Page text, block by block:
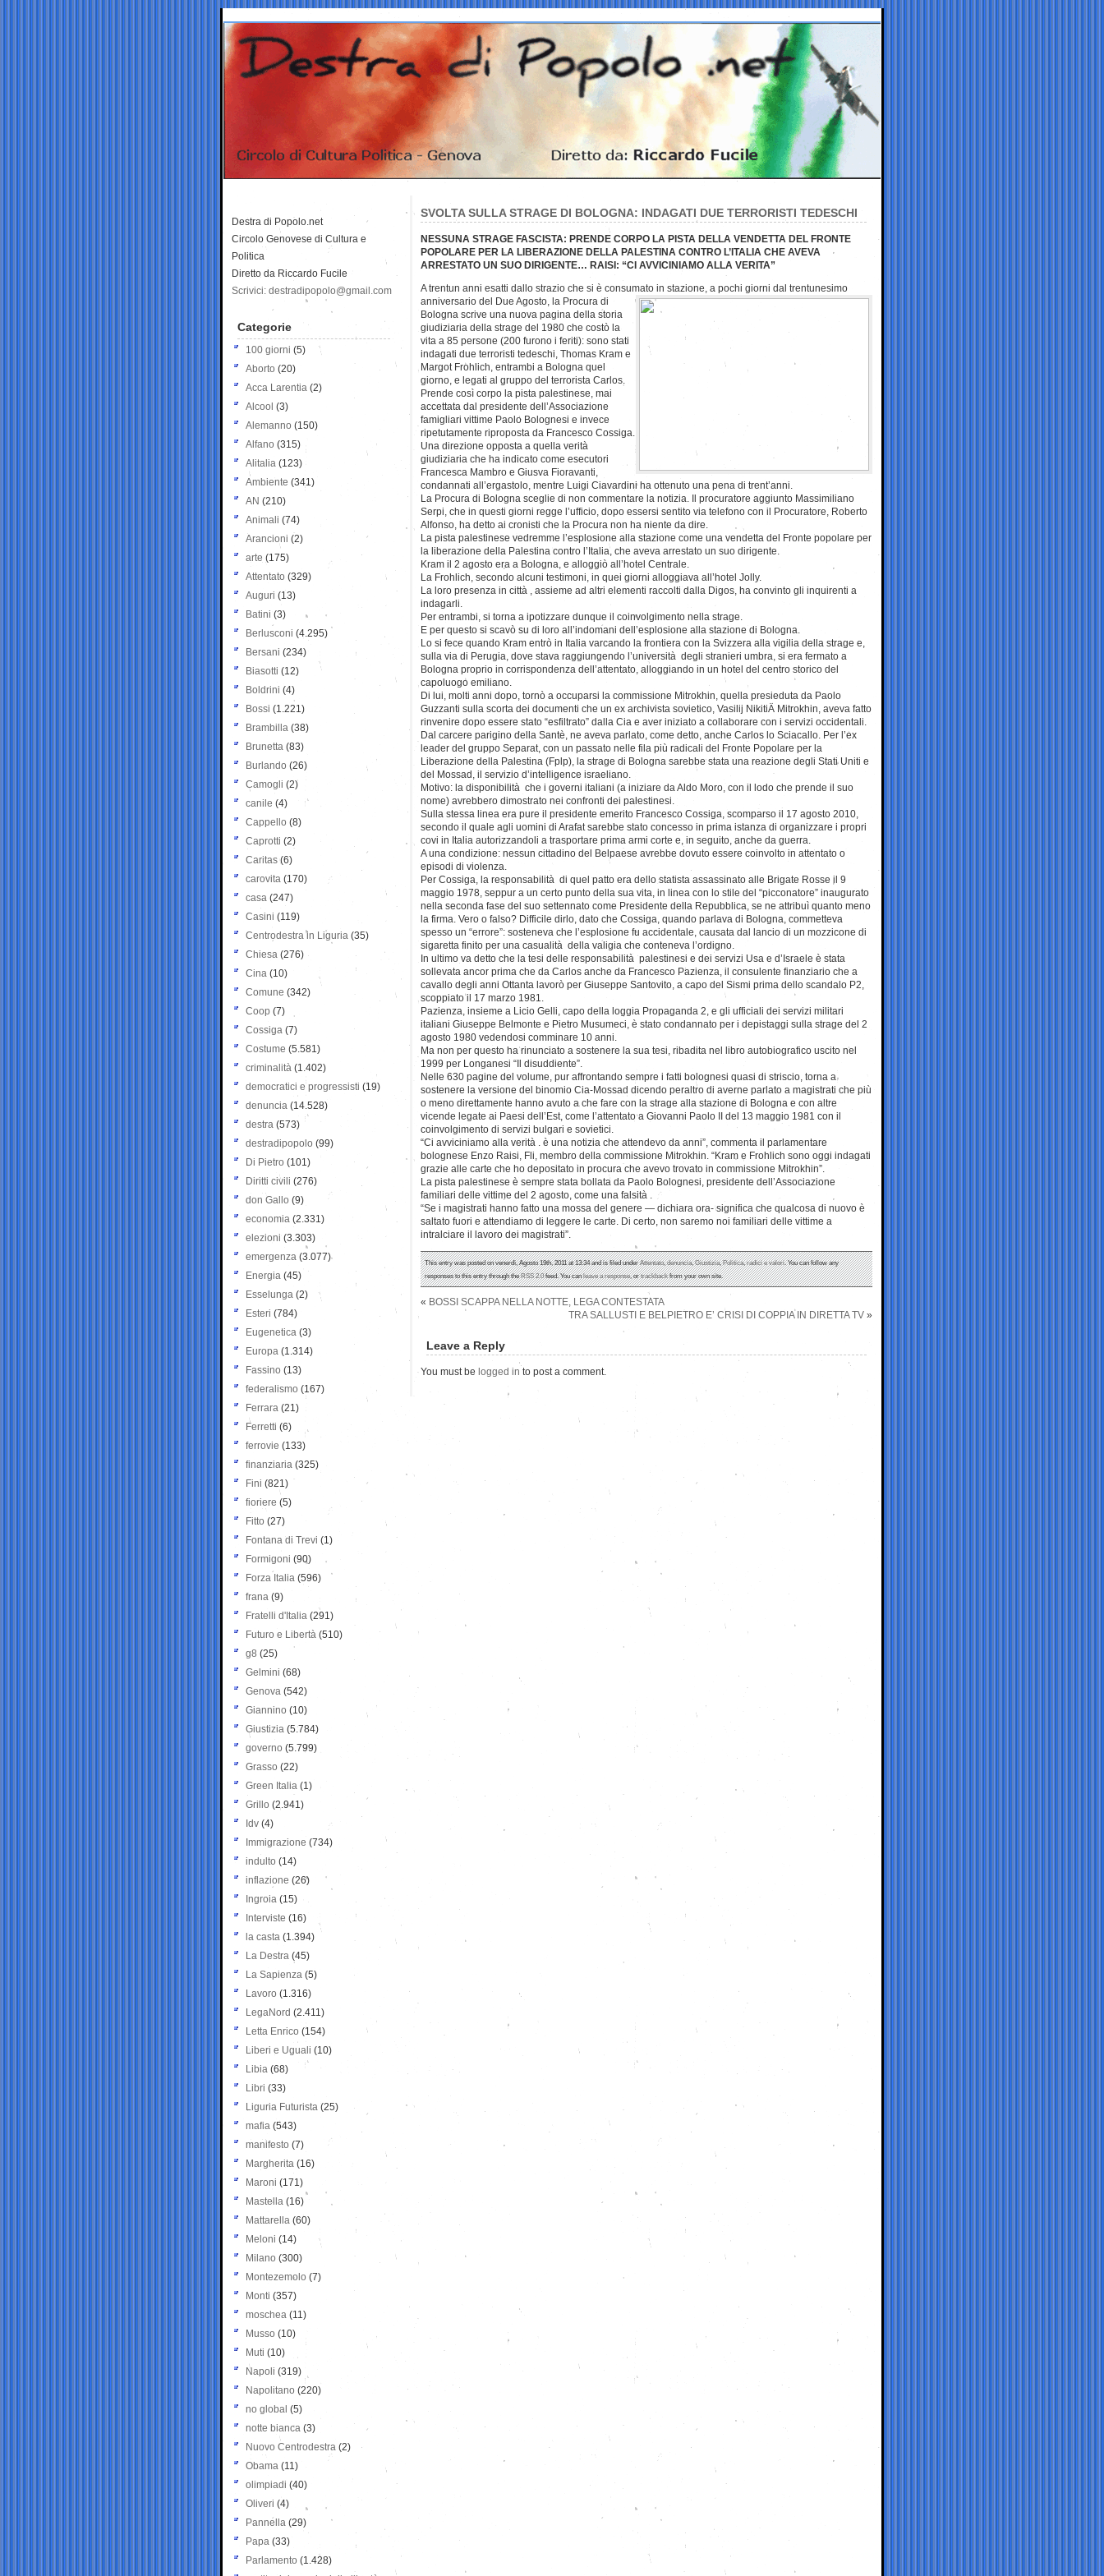
SVOLTA SULLA STRAGE DI BOLOGNA: INDAGATI DUE TERRORISTI TEDESCHI
NESSUNA STRAGE FASCISTA: PRENDE CORPO LA PISTA DELLA VENDETTA DEL FRONTE
POPOLARE PER LA LIBERAZIONE DELLA PALESTINA CONTRO L’ITALIA CHE AVEVA
ARRESTATO UN SUO DIRIGENTE… RAISI: “CI AVVICINIAMO ALLA VERITA”
A trentun anni esatti dallo strazio che si è consumato in stazione, a pochi giorni dal trentunesimo
anniversario del Due Agosto, la Procura di
Bologna scrive una nuova pagina della storia
giudiziaria della strage del 1980 che costò la
vita a 85 persone (200 furono i feriti): sono stati
indagati due terroristi tedeschi, Thomas Kram e
Margot Frohlich, entrambi a Bologna quel
giorno, e legati al gruppo del terrorista Carlos.
Prende così corpo la pista palestinese, mai
accettata dal presidente dell’Associazione
famigliari vittime Paolo Bolognesi e invece
ripetutamente riproposta da Francesco Cossiga.
Una direzione opposta a quella verità
giudiziaria che ha indicato come esecutori
Francesca Mambro e Giusva Fioravanti,
condannati all’ergastolo, mentre Luigi Ciavardini ha ottenuto una pena di trent’anni.
La Procura di Bologna sceglie di non commentare la notizia. Il procuratore aggiunto Massimiliano
Serpi, che in questi giorni regge l’ufficio, dopo essersi sentito via telefono con il Procuratore, Roberto
Alfonso, ha detto ai cronisti che la Procura non ha niente da dire.
La pista palestinese vedremme l’esplosione alla stazione come una vendetta del Fronte popolare per
la liberazione della Palestina contro l’Italia, che aveva arrestato un suo dirigente.
Kram il 2 agosto era a Bologna, e alloggiò all’hotel Centrale.
La Frohlich, secondo alcuni testimoni, in quei giorni alloggiava all’hotel Jolly.
La loro presenza in città , assieme ad altri elementi raccolti dalla Digos, ha convinto gli inquirenti a
indagarli.
Per entrambi, si torna a ipotizzare dunque il coinvolgimento nella strage.
E per questo si scavò su di loro all’indomani dell’esplosione alla stazione di Bologna.
Lo si fece quando Kram entrò in Italia varcando la frontiera con la Svizzera alla vigilia della strage e,
sulla via di Perugia, dove stava raggiungendo l’università degli stranieri umbra, si era fermato a
Bologna proprio in corrispondenza dell’attentato, alloggiando in un hotel del centro storico del
capoluogo emiliano.
Di lui, molti anni dopo, tornò a occuparsi la commissione Mitrokhin, quella presieduta da Paolo
Guzzanti sulla scorta dei documenti che un ex archivista sovietico, Vasilij NikitiÄ Mitrokhin, aveva fatto
rinvenire dopo essere stato “esfiltrato” dalla Cia e aver iniziato a collaborare con i servizi occidentali.
Dal carcere parigino della Santè, ne aveva parlato, come detto, anche Carlos lo Sciacallo. Per l’ex
leader del gruppo Separat, con un passato nelle fila più radicali del Fronte Popolare per la
Liberazione della Palestina (Fplp), la strage di Bologna sarebbe stata una reazione degli Stati Uniti e
del Mossad, il servizio d’intelligence israeliano.
Motivo: la disponibilità che i governi italiani (a iniziare da Aldo Moro, con il lodo che prende il suo
nome) avrebbero dimostrato nei confronti dei palestinesi.
Sulla stessa linea era pure il presidente emerito Francesco Cossiga, scomparso il 17 agosto 2010,
secondo il quale agli uomini di Arafat sarebbe stato concesso in prima istanza di organizzare i propri
covi in Italia autorizzandoli a trasportare prima armi corte e, in seguito, anche da guerra.
A una condizione: nessun cittadino del Belpaese avrebbe dovuto essere coinvolto in attentato o
episodi di violenza.
Per Cossiga, la responsabilità di quel patto era dello statista assassinato alle Brigate Rosse il 9
maggio 1978, seppur a un certo punto della sua vita, in linea con lo stile del “picconatore” inaugurato
nella seconda fase del suo settennato come Presidente della Repubblica, se ne attribuì quanto meno
la firma. Vero o falso? Difficile dirlo, dato che Cossiga, quando parlava di Bologna, commetteva
spesso un “errore”: sosteneva che l’esplosione fu accidentale, causata dal lancio di un mozzicone di
sigaretta finito per una casualità della valigia che conteneva l’ordigno.
In ultimo va detto che la tesi delle responsabilità palestinesi e dei servizi Usa e d’Israele è stata
sollevata ancor prima che da Carlos anche da Francesco Pazienza, il consulente finanziario che a
cavallo degli anni Ottanta lavorò per Giuseppe Santovito, a capo del Sismi prima dello scandalo P2,
scoppiato il 17 marzo 1981.
Pazienza, insieme a Licio Gelli, capo della loggia Propaganda 2, e gli ufficiali dei servizi militari
italiani Giuseppe Belmonte e Pietro Musumeci, è stato condannato per i depistaggi sulla strage del 2
agosto 1980 vedendosi comminare 10 anni.
Ma non per questo ha rinunciato a sostenere la sua tesi, ribadita nel libro autobiografico uscito nel
1999 per Longanesi “Il disuddiente”.
Nelle 630 pagine del volume, pur affrontando sempre i fatti bolognesi quasi di striscio, torna a
sostenere la versione del binomio Cia-Mossad dicendo peraltro di averne parlato a magistrati che più
o meno direttamente hanno avuto a che fare con la strage alla stazione di Bologna e con altre
vicende legate ai Paesi dell’Est, come l’attentato a Giovanni Paolo II del 13 maggio 1981 con il
coinvolgimento di servizi bulgari e sovietici.
“Ci avviciniamo alla verità . è una notizia che attendevo da anni”, commenta il parlamentare
bolognese Enzo Raisi, Fli, membro della commissione Mitrokhin. “Kram e Frohlich sono oggi indagati
grazie alle carte che ho depositato in procura che avevo trovato in commissione Mitrokhin”.
La pista palestinese è sempre stata bollata da Paolo Bolognesi, presidente dell’Associazione
familiari delle vittime del 2 agosto, come una falsità .
“Se i magistrati hanno fatto una mossa del genere — dichiara ora- significa che qualcosa di nuovo è
saltato fuori e attendiamo di leggere le carte. Di certo, non saremo noi familiari delle vittime a
intralciare il lavoro dei magistrati”.
This entry was posted on venerdì, Agosto 19th, 2011 at 13:34 and is filed underAttentato,denuncia,Giustizia,Politica,radici e valori. You can follow any
responses to this entry through theRSS 2.0feed. You canleave a response, ortrackbackfrom your own site.
« BOSSI SCAPPA NELLA NOTTE, LEGA CONTESTATA
TRA SALLUSTI E BELPIETRO E’ CRISI DI COPPIA IN DIRETTA TV »
Leave a Reply
You must be logged in to post a comment.
Destra di Popolo.net
Circolo Genovese di Cultura e
Politica
Diretto da Riccardo Fucile
Scrivici: destradipopolo@gmail.com
Categorie
100 giorni (5)
Aborto (20)
Acca Larentia (2)
Alcool (3)
Alemanno (150)
Alfano (315)
Alitalia (123)
Ambiente (341)
AN (210)
Animali (74)
Arancioni (2)
arte (175)
Attentato (329)
Auguri (13)
Batini (3)
Berlusconi (4.295)
Bersani (234)
Biasotti (12)
Boldrini (4)
Bossi (1.221)
Brambilla (38)
Brunetta (83)
Burlando (26)
Camogli (2)
canile (4)
Cappello (8)
Caprotti (2)
Caritas (6)
carovita (170)
casa (247)
Casini (119)
Centrodestra in Liguria (35)
Chiesa (276)
Cina (10)
Comune (342)
Coop (7)
Cossiga (7)
Costume (5.581)
criminalità (1.402)
democratici e progressisti (19)
denuncia (14.528)
destra (573)
destradipopolo (99)
Di Pietro (101)
Diritti civili (276)
don Gallo (9)
economia (2.331)
elezioni (3.303)
emergenza (3.077)
Energia (45)
Esselunga (2)
Esteri (784)
Eugenetica (3)
Europa (1.314)
Fassino (13)
federalismo (167)
Ferrara (21)
Ferretti (6)
ferrovie (133)
finanziaria (325)
Fini (821)
fioriere (5)
Fitto (27)
Fontana di Trevi (1)
Formigoni (90)
Forza Italia (596)
frana (9)
Fratelli d'Italia (291)
Futuro e Libertà (510)
g8 (25)
Gelmini (68)
Genova (542)
Giannino (10)
Giustizia (5.784)
governo (5.799)
Grasso (22)
Green Italia (1)
Grillo (2.941)
Idv (4)
Immigrazione (734)
indulto (14)
inflazione (26)
Ingroia (15)
Interviste (16)
la casta (1.394)
La Destra (45)
La Sapienza (5)
Lavoro (1.316)
LegaNord (2.411)
Letta Enrico (154)
Liberi e Uguali (10)
Libia (68)
Libri (33)
Liguria Futurista (25)
mafia (543)
manifesto (7)
Margherita (16)
Maroni (171)
Mastella (16)
Mattarella (60)
Meloni (14)
Milano (300)
Montezemolo (7)
Monti (357)
moschea (11)
Musso (10)
Muti (10)
Napoli (319)
Napolitano (220)
no global (5)
notte bianca (3)
Nuovo Centrodestra (2)
Obama (11)
olimpiadi (40)
Oliveri (4)
Pannella (29)
Papa (33)
Parlamento (1.428)